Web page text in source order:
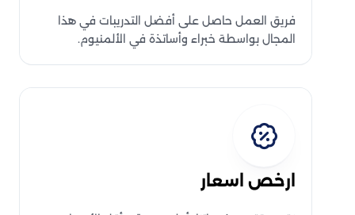
فريق العمل حاصل على أفضل التدريبات في هذا
المجال بواسطة خبراء وأساتذة في الألمنيوم.
ارخص اسعار